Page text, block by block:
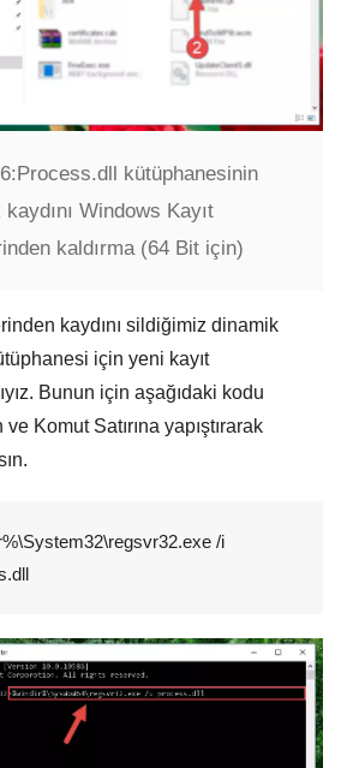
Process.dll kütüphanesinin
Windows Kayıt
kaldırma (64 Bit için)
kaydını sildiğimiz dinamik
için yeni kayıt
Bunun için aşağıdaki kodu
ve Komut Satırına yapıştırarak
/i